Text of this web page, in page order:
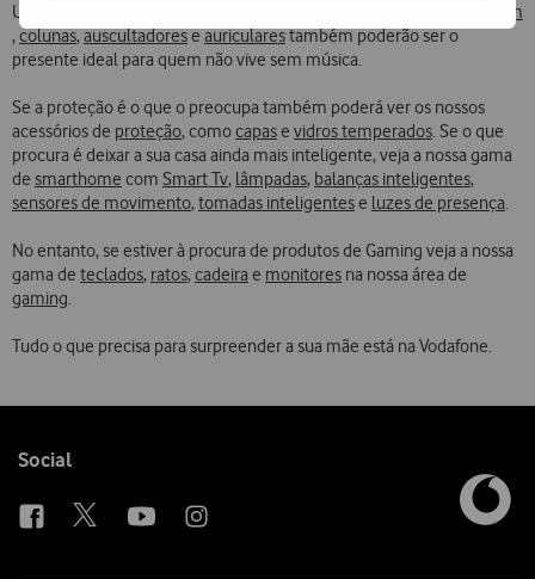
Usufrua de todos os momentos em família com a nossa gama de
som
,colunas,auscultadoreseauricularestambém poderão ser o
presente ideal para quem não vive sem música.
Se a proteção é o que o preocupa também poderá ver os nossos
acessórios de proteção, comocapase vidros temperados. Se o que
procura é deixar a sua casa ainda mais inteligente, veja a nossa gama
de smarthome com Smart Tv, lâmpadas, balanças inteligentes,
sensores de movimento,tomadas inteligentese luzes de presença.
No entanto, se estiver à procura de produtos de Gaming veja a nossa
gama de teclados, ratos,cadeira e monitores na nossa área de
gaming.
Tudo o que precisa para surpreender a sua mãe está na Vodafone.
Follow
Social